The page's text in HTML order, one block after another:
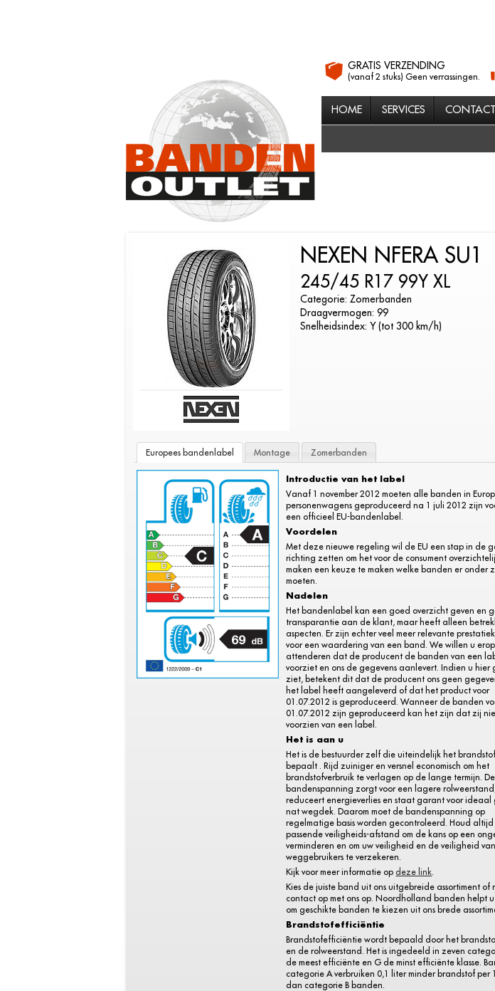
GRATIS VERZENDING
(vanaf 2 stuks) Geen verrassingen.
HOME SERVICES CONTACT
NEXEN NFERA SU1
245/45 R17 99Y XL
Categorie: Zomerbanden
Draagvermogen: 99
Snelheidsindex: Y (tot 300 km/h)
Europees bandenlabel Montage Zomerbanden
Introductie van het label
Vanaf 1 november 2012 moeten alle banden in
personenwagens geproduceerd na 1 juli 2012 zijn
een officieel EU-bandenlabel.
Voordelen
Met deze nieuwe regeling wil de EU een stap in de
richting zetten om het voor de consument
maken een keuze te maken welke banden er onder
moeten.
Nadelen
Het bandenlabel kan een goed overzicht geven en
transparantie aan de klant, maar heeft alleen
aspecten. Er zijn echter veel meer relevante
voor een waardering van een band. We willen u erop
attenderen dat de producent de banden van een
voorziet en ons de gegevens aanlevert. Indien u hier
ziet, betekent dit dat de producent ons geen
het label heeft aangeleverd of dat het product voor
01.07.2012 is geproduceerd. Wanneer de banden
01.07.2012 zijn geproduceerd kan het zijn dat zij
voorzien van een label.
Het is aan u
Het is de bestuurder zelf die uiteindelijk het
bepaalt . Rijd zuiniger en versnel economisch om het
brandstofverbruik te verlagen op de lange termijn.
bandenspanning zorgt voor een lagere
reduceert energieverlies en staat garant voor ideaal
nat wegdek. Daarom moet de bandenspanning op
regelmatige basis worden gecontroleerd. Houd altijd
passende veiligheids-afstand om de kans op een
verminderen en om uw veiligheid en de veiligheid
weggebruikers te verzekeren.
Kijk voor meer informatie op deze link
Kies de juiste band uit ons uitgebreide assortiment of
contact op met ons op. Noordholland banden helpt
om geschikte banden te kiezen uit ons brede
Brandstofefficiëntie
Brandstofefficiëntie wordt bepaald door het
en de rolweerstand. Het is ingedeeld in zeven
de meest efficiënte en G de minst efficiënte klasse.
categorie A verbruiken 0,1 liter minder brandstof per
dan categorie B banden.